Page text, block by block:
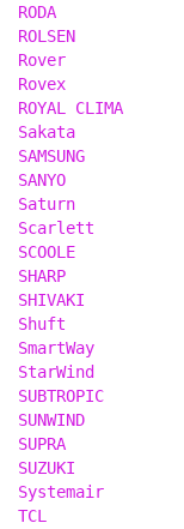
RODA
ROLSEN
Rover
Rovex
ROYAL CLIMA
Sakata
SAMSUNG
SANYO
Saturn
Scarlett
SCOOLE
SHARP
SHIVAKI
Shuft
SmartWay
StarWind
SUBTROPIC
SUNWIND
SUPRA
SUZUKI
Systemair
TCL